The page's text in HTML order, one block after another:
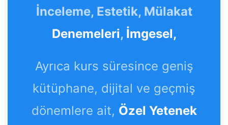
İnceleme, Estetik, Mülakat
Denemeleri, İmgesel,
Ayrıca kurs süresince geniş
kütüphane, dijital ve geçmiş
dönemlere ait, Özel Yetenek